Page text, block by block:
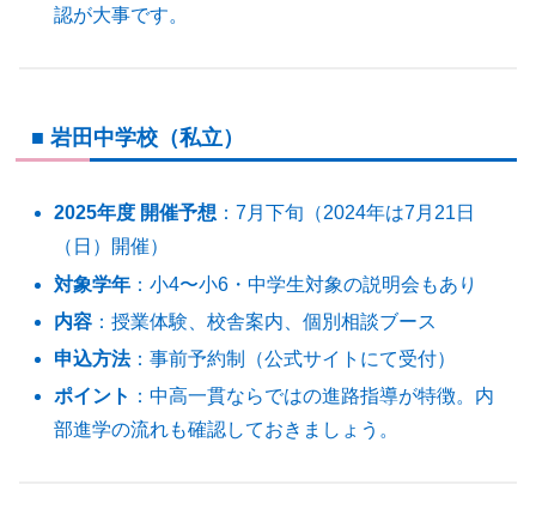
認が大事です。
■ 岩田中学校（私立）
2025年度 開催予想 ：7月下旬（2024年は7月21日
（日）開催）
対象学年 ：小4〜小6・中学生対象の説明会もあり
内容 ：授業体験、校舎案内、個別相談ブース
申込方法：事前予約制（公式サイトにて受付）
ポイント ：中高一貫ならではの進路指導が特徴。内
部進学の流れも確認しておきましょう。